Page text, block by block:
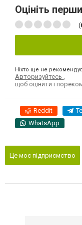
Оцініть
(
Ніхто ще не
Авторизуйтесь
щоб оцінити і
Reddit
WhatsApp
Це моє підприємство